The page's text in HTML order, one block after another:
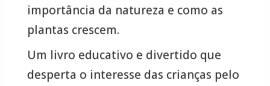
importância da natureza e como as
plantas crescem.
Um livro educativo e divertido que
desperta o interesse das crianças pelo